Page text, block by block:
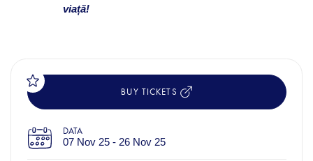
viață!
BUY TICKETS
DATA
07 Nov 25 - 26 Nov 25